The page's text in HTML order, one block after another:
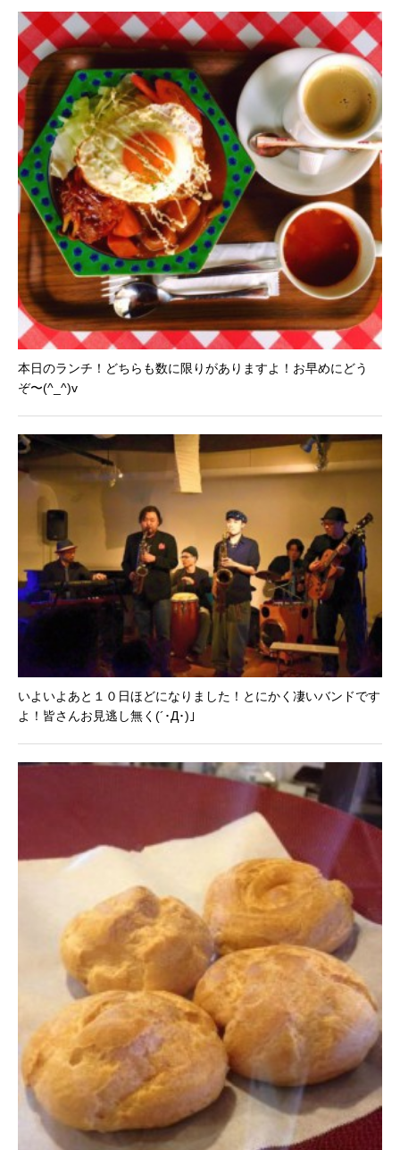
本日のランチ！どちらも数に限りがありますよ！お早めにどう
ぞ〜(^_^)v
いよいよあと１０日ほどになりました！とにかく凄いバンドです
よ！皆さんお見逃し無く(´･Д･)」